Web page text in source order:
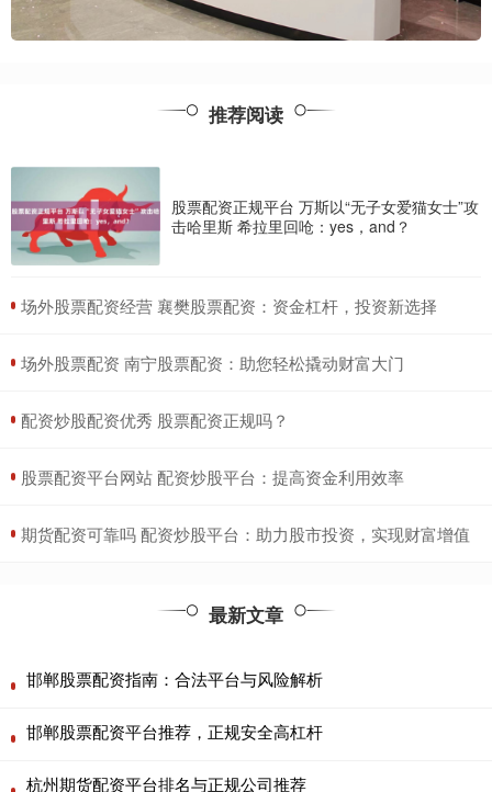
推荐阅读
股票配资正规平台 万斯以“无子女爱猫女士”攻
击哈里斯 希拉里回呛：yes，and？
​场外股票配资经营 襄樊股票配资：资金杠杆，投资新选择
​场外股票配资 南宁股票配资：助您轻松撬动财富大门
​配资炒股配资优秀 股票配资正规吗？
​股票配资平台网站 配资炒股平台：提高资金利用效率
​期货配资可靠吗 配资炒股平台：助力股市投资，实现财富增值
最新文章
邯郸股票配资指南：合法平台与风险解析
邯郸股票配资平台推荐，正规安全高杠杆
杭州期货配资平台排名与正规公司推荐